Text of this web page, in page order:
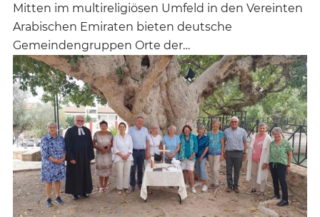
Mitten im multireligiösen Umfeld in den Vereinten
Arabischen Emiraten bieten deutsche
Gemeindengruppen Orte der…